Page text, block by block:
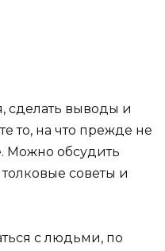
сделать выводы и
то, на что прежде не
Можно обсудить
советы и
с людьми, по